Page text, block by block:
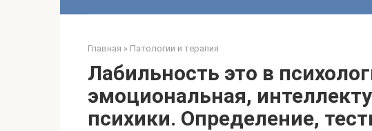
Главная » Патологии и терапия
Лабильность это в
эмоциональная,
психики. Определение,